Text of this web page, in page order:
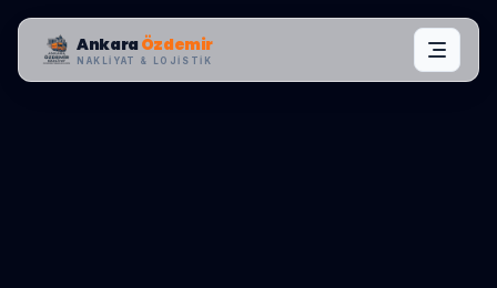
AnkaraÖzdemir
NAKLIYAT & LOJISTIK